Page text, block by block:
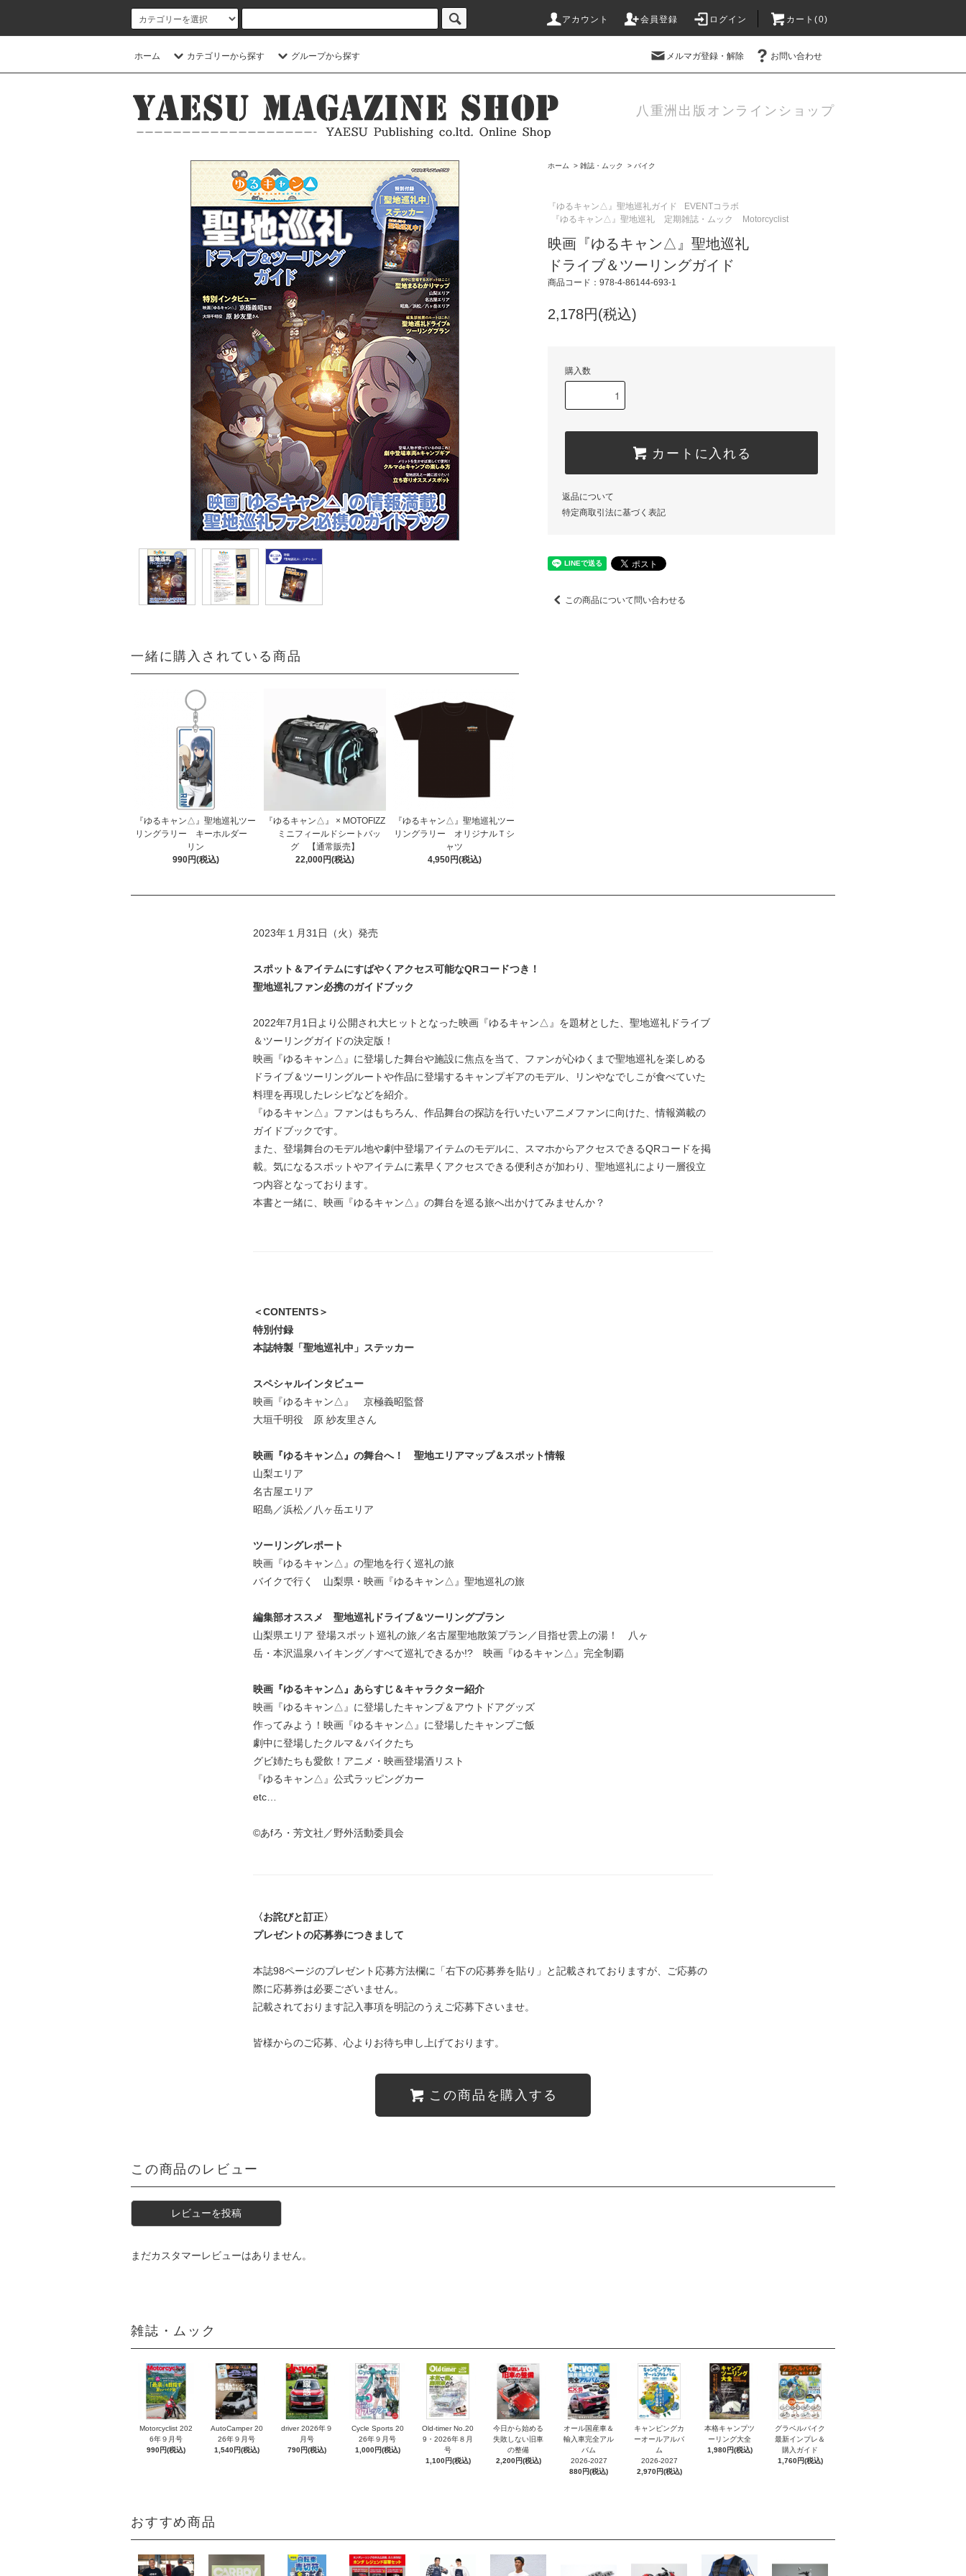
アカウント 会員登録 ログイン カート(0)
ホーム カテゴリーから探す グループから探す メルマガ登録・解除 お問い合わせ
八重洲出版オンラインショップ
一緒に購入されている商品
『ゆるキャン△』聖地巡礼ツー
リングラリー キーホルダー
リン
990円(税込)
『ゆるキャン△』 × MOTOFIZZ
ミニフィールドシートバッ
グ 【通常販売】
22,000円(税込)
『ゆるキャン△』聖地巡礼ツー
リングラリー オリジナルＴシ
ャツ
4,950円(税込)
ホーム > 雑誌・ムック > バイク
『ゆるキャン△』聖地巡礼ガイド
EVENTコラボ
『ゆるキャン△』聖地巡礼
定期雑誌・ムック Motorcyclist
映画『ゆるキャン△』聖地巡礼
ドライブ＆ツーリングガイド
商品コード：978-4-86144-693-1
2,178円(税込)
購入数
カートに入れる
返品について
特定商取引法に基づく表記
この商品について問い合わせる
2023年１月31日（火）発売
スポット＆アイテムにすばやくアクセス可能なQRコードつき！
聖地巡礼ファン必携のガイドブック
2022年7月1日より公開され大ヒットとなった映画『ゆるキャン△』を題材とした、聖地巡礼ドライブ
＆ツーリングガイドの決定版！
映画『ゆるキャン△』に登場した舞台や施設に焦点を当て、ファンが心ゆくまで聖地巡礼を楽しめる
ドライブ＆ツーリングルートや作品に登場するキャンプギアのモデル、リンやなでしこが食べていた
料理を再現したレシピなどを紹介。
『ゆるキャン△』ファンはもちろん、作品舞台の探訪を行いたいアニメファンに向けた、情報満載の
ガイドブックです。
また、登場舞台のモデル地や劇中登場アイテムのモデルに、スマホからアクセスできるQRコードを掲
載。気になるスポットやアイテムに素早くアクセスできる便利さが加わり、聖地巡礼により一層役立
つ内容となっております。
本書と一緒に、映画『ゆるキャン△』の舞台を巡る旅へ出かけてみませんか？
＜CONTENTS＞
特別付録
本誌特製「聖地巡礼中」ステッカー
スペシャルインタビュー
映画『ゆるキャン△』 京極義昭監督
大垣千明役 原 紗友里さん
映画『ゆるキャン△』の舞台へ！ 聖地エリアマップ＆スポット情報
山梨エリア
名古屋エリア
昭島／浜松／八ヶ岳エリア
ツーリングレポート
映画『ゆるキャン△』の聖地を行く巡礼の旅
バイクで行く 山梨県・映画『ゆるキャン△』聖地巡礼の旅
編集部オススメ 聖地巡礼ドライブ＆ツーリングプラン
山梨県エリア 登場スポット巡礼の旅／名古屋聖地散策プラン／目指せ雲上の湯！ 八ヶ
岳・本沢温泉ハイキング／すべて巡礼できるか!? 映画『ゆるキャン△』完全制覇
映画『ゆるキャン△』あらすじ＆キャラクター紹介
映画『ゆるキャン△』に登場したキャンプ＆アウトドアグッズ
作ってみよう！映画『ゆるキャン△』に登場したキャンプご飯
劇中に登場したクルマ＆バイクたち
グビ姉たちも愛飲！アニメ・映画登場酒リスト
『ゆるキャン△』公式ラッピングカー
etc…
©あfろ・芳文社／野外活動委員会
〈お詫びと訂正〉
プレゼントの応募券につきまして
本誌98ページのプレゼント応募方法欄に「右下の応募券を貼り」と記載されておりますが、ご応募の
際に応募券は必要ございません。
記載されております記入事項を明記のうえご応募下さいませ。
皆様からのご応募、心よりお待ち申し上げております。
この商品を購入する
この商品のレビュー
レビューを投稿
まだカスタマーレビューはありません。
雑誌・ムック
Motorcyclist 202
6年９月号
990円(税込)
AutoCamper 20
26年９月号
1,540円(税込)
driver 2026年９
月号
790円(税込)
Cycle Sports 20
26年９月号
1,000円(税込)
Old-timer No.20
9・2026年８月
号
1,100円(税込)
今日から始める
失敗しない旧車
の整備
2,200円(税込)
オール国産車＆
輸入車完全アル
バム
2026-2027
880円(税込)
キャンピングカ
ーオールアルバ
ム
2026-2027
2,970円(税込)
本格キャンプツ
ーリング大全
1,980円(税込)
グラベルバイク
最新インプレ＆
購入ガイド
1,760円(税込)
おすすめ商品